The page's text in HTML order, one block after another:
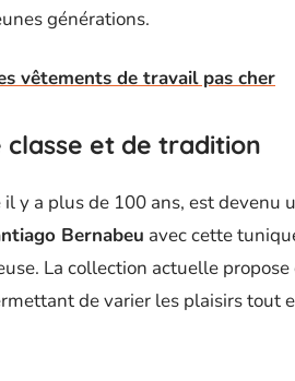
générations.
vêtements de travail pas cher
classe et de tradition
y a plus de 100 ans, est devenu
Bernabeu avec cette
La collection actuelle
de varier les plaisirs tout